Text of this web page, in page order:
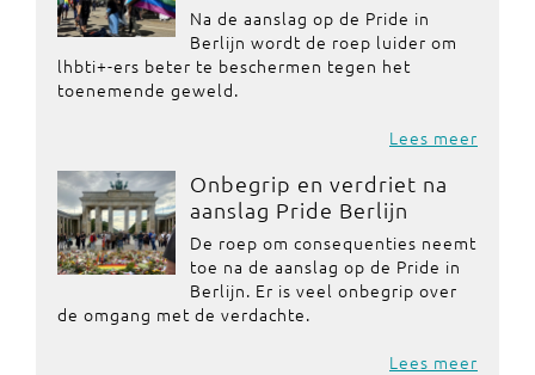
Na de aanslag op de Pride in
Berlijn wordt de roep luider om
lhbti+-ers beter te beschermen tegen het
toenemende geweld.
Lees meer
Onbegrip en verdriet na
aanslag Pride Berlijn
De roep om consequenties neemt
toe na de aanslag op de Pride in
Berlijn. Er is veel onbegrip over
de omgang met de verdachte.
Lees meer